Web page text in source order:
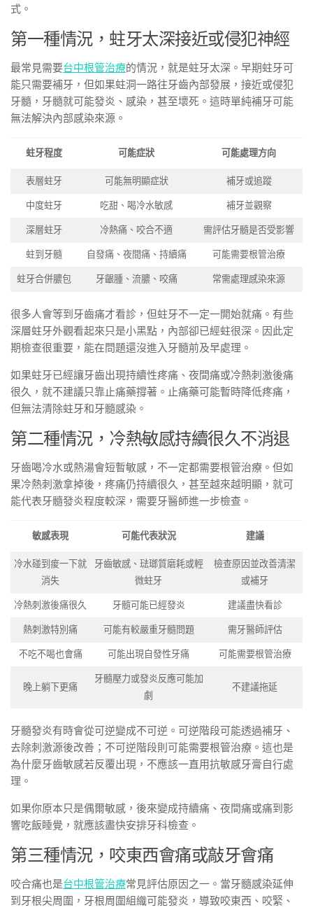
式。
第一種情況，蛀牙太深接近或侵犯神經
最常見需要台中根管治療的情況，就是蛀牙太深。早期蛀牙可
能只需要補牙，但如果蛀洞一路往牙齒內部發展，接近或侵犯
牙髓，牙髓就可能發炎、感染，甚至壞死。這時單純補牙可能
無法解決內部感染來源。
蛀牙程度 可能症狀 可能處理方向
表層蛀牙 可能無明顯症狀 補牙或追蹤
中度蛀牙 吃甜、喝冷水敏感 補牙並觀察
深層蛀牙 冷熱痛、咬合不適 需評估牙髓是否受影響
蛀到牙髓 自發痛、夜間痛、持續痛 可能需要根管治療
蛀牙合併膿包 牙齦腫、流膿、咬痛 常需處理感染來源
很多人會等到牙齒痛才看診，但蛀牙不一定一開始就痛。有些
深層蛀牙外觀看起來只是小黑點，內部卻已經蛀很深。因此定
期檢查很重要，能在問題還沒進入牙髓前及早處理。
如果蛀牙已經讓牙齒出現持續性疼痛、夜間痛或冷熱刺激後痛
很久，就不建議只靠止痛藥撐著。止痛藥可能暫時降低疼痛，
但無法清除蛀牙和牙髓感染。
第二種情況，冷熱敏感持續很久不消退
牙齒喝冷水或熱湯會短暫敏感，不一定都需要根管治療。但如
果冷熱刺激拿掉後，疼痛仍持續很久，甚至越來越明顯，就可
能代表牙髓發炎程度較深，需要牙醫師進一步檢查。
敏感表現 可能代表狀況 建議
冷水碰到痠一下就
消失
牙齒敏感、琺瑯質磨耗或輕
微蛀牙
檢查原因並改善清潔
或補牙
冷熱刺激後痛很久 牙髓可能已經發炎 建議盡快看診
熱刺激特別痛 可能有較嚴重牙髓問題 需牙醫師評估
不吃不喝也會痛 可能出現自發性牙痛 可能需要根管治療
晚上躺下更痛
牙髓壓力或發炎反應可能加
劇
不建議拖延
牙髓發炎有時會從可逆變成不可逆。可逆階段可能透過補牙、
去除刺激源後改善；不可逆階段則可能需要根管治療。這也是
為什麼牙齒敏感若反覆出現，不應該一直用抗敏感牙膏自行處
理。
如果你原本只是偶爾敏感，後來變成持續痛、夜間痛或痛到影
響吃飯睡覺，就應該盡快安排牙科檢查。
第三種情況，咬東西會痛或敲牙會痛
咬合痛也是台中根管治療常見評估原因之一。當牙髓感染延伸
到牙根尖周圍，牙根周圍組織可能發炎，導致咬東西、咬緊、